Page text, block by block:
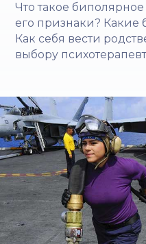
Что такое
его признаки? Какие
Как себя вести
выбору